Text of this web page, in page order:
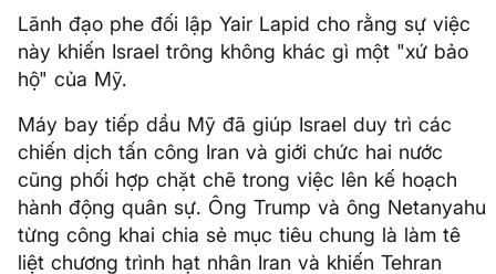
Lãnh đạo phe đối lập Yair Lapid cho rằng sự việc
này khiến Israel trông không khác gì một "xứ bảo
hộ" của Mỹ.
Máy bay tiếp dầu Mỹ đã giúp Israel duy trì các
chiến dịch tấn công Iran và giới chức hai nước
cũng phối hợp chặt chẽ trong việc lên kế hoạch
hành động quân sự. Ông Trump và ông Netanyahu
từng công khai chia sẻ mục tiêu chung là làm tê
liệt chương trình hạt nhân Iran và khiến Tehran